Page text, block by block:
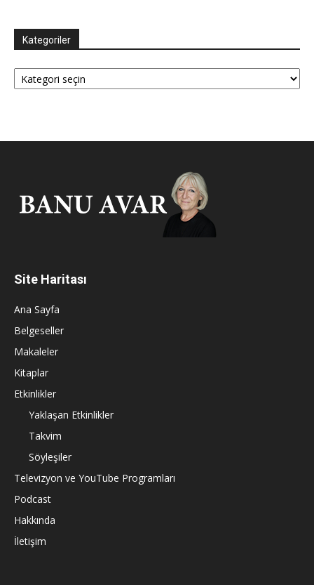
Kategoriler
Kategoriler
Site Haritası
Ana Sayfa
Belgeseller
Makaleler
Kitaplar
Etkinlikler
Yaklaşan Etkinlikler
Takvim
Söyleşiler
Televizyon ve YouTube Programları
Podcast
Hakkında
İletişim